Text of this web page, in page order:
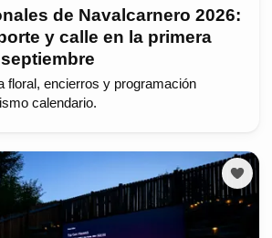
de Navalcarnero 2026:
y calle en la primera
floral, encierros y programación
calendario.